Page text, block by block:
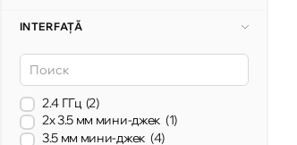
INTERFAȚĂ
2.4 ГГц (2)
2x 3.5 мм мини-джек (1)
3.5 мм мини-джек (4)